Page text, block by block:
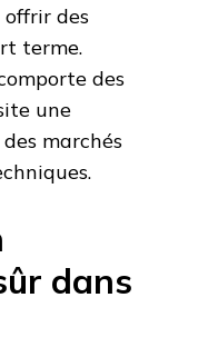
offrir des
terme.
des
une
marchés
dans